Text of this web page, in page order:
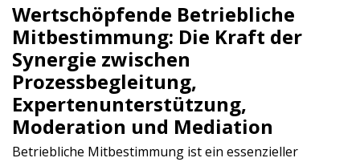
Wertschöpfende Betriebliche
Mitbestimmung: Die Kraft der
Synergie zwischen
Prozessbegleitung,
Expertenunterstützung,
Moderation und Mediation
Betriebliche Mitbestimmung ist ein essenzieller